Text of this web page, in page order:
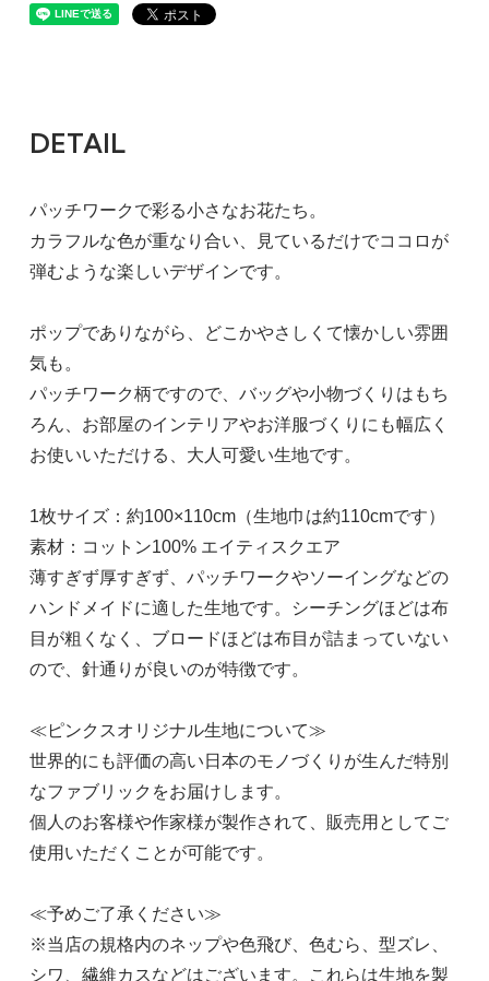
DETAIL
パッチワークで彩る小さなお花たち。
カラフルな色が重なり合い、見ているだけでココロが
弾むような楽しいデザインです。
ポップでありながら、どこかやさしくて懐かしい雰囲
気も。
パッチワーク柄ですので、バッグや小物づくりはもち
ろん、お部屋のインテリアやお洋服づくりにも幅広く
お使いいただける、大人可愛い生地です。
1枚サイズ：約100×110cm（生地巾は約110cmです）
素材：コットン100% エイティスクエア
薄すぎず厚すぎず、パッチワークやソーイングなどの
ハンドメイドに適した生地です。シーチングほどは布
目が粗くなく、ブロードほどは布目が詰まっていない
ので、針通りが良いのが特徴です。
≪ピンクスオリジナル生地について≫
世界的にも評価の高い日本のモノづくりが生んだ特別
なファブリックをお届けします。
個人のお客様や作家様が製作されて、販売用としてご
使用いただくことが可能です。
≪予めご了承ください≫
※当店の規格内のネップや色飛び、色むら、型ズレ、
シワ、繊維カスなどはございます。これらは生地を製